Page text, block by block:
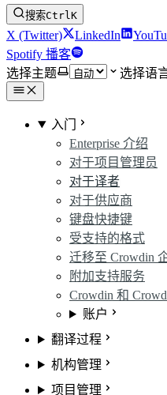
搜索CtrlK
X (Twitter) LinkedIn
Spotify 播客
选择主题
选择语
入门
Enterprise 介绍
对于项目管理员
对于译者
对于供应商
键盘快捷键
受支持的格式
迁移至 Crowdin
附加支持服务
Crowdin 和
账户
翻译过程
机构管理
项目管理